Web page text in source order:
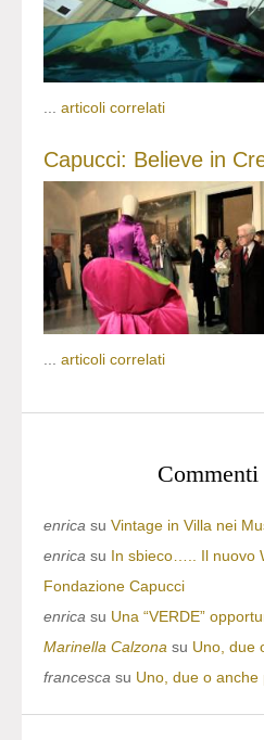
articoli correlati
Capucci: Believe in
articoli correlati
Commenti
enrica su Vintage in Villa nei
enrica su In sbieco….. Il nuovo
Fondazione Capucci
enrica su Una “VERDE”
Marinella Calzona su Uno, due
francesca su Uno, due o anche